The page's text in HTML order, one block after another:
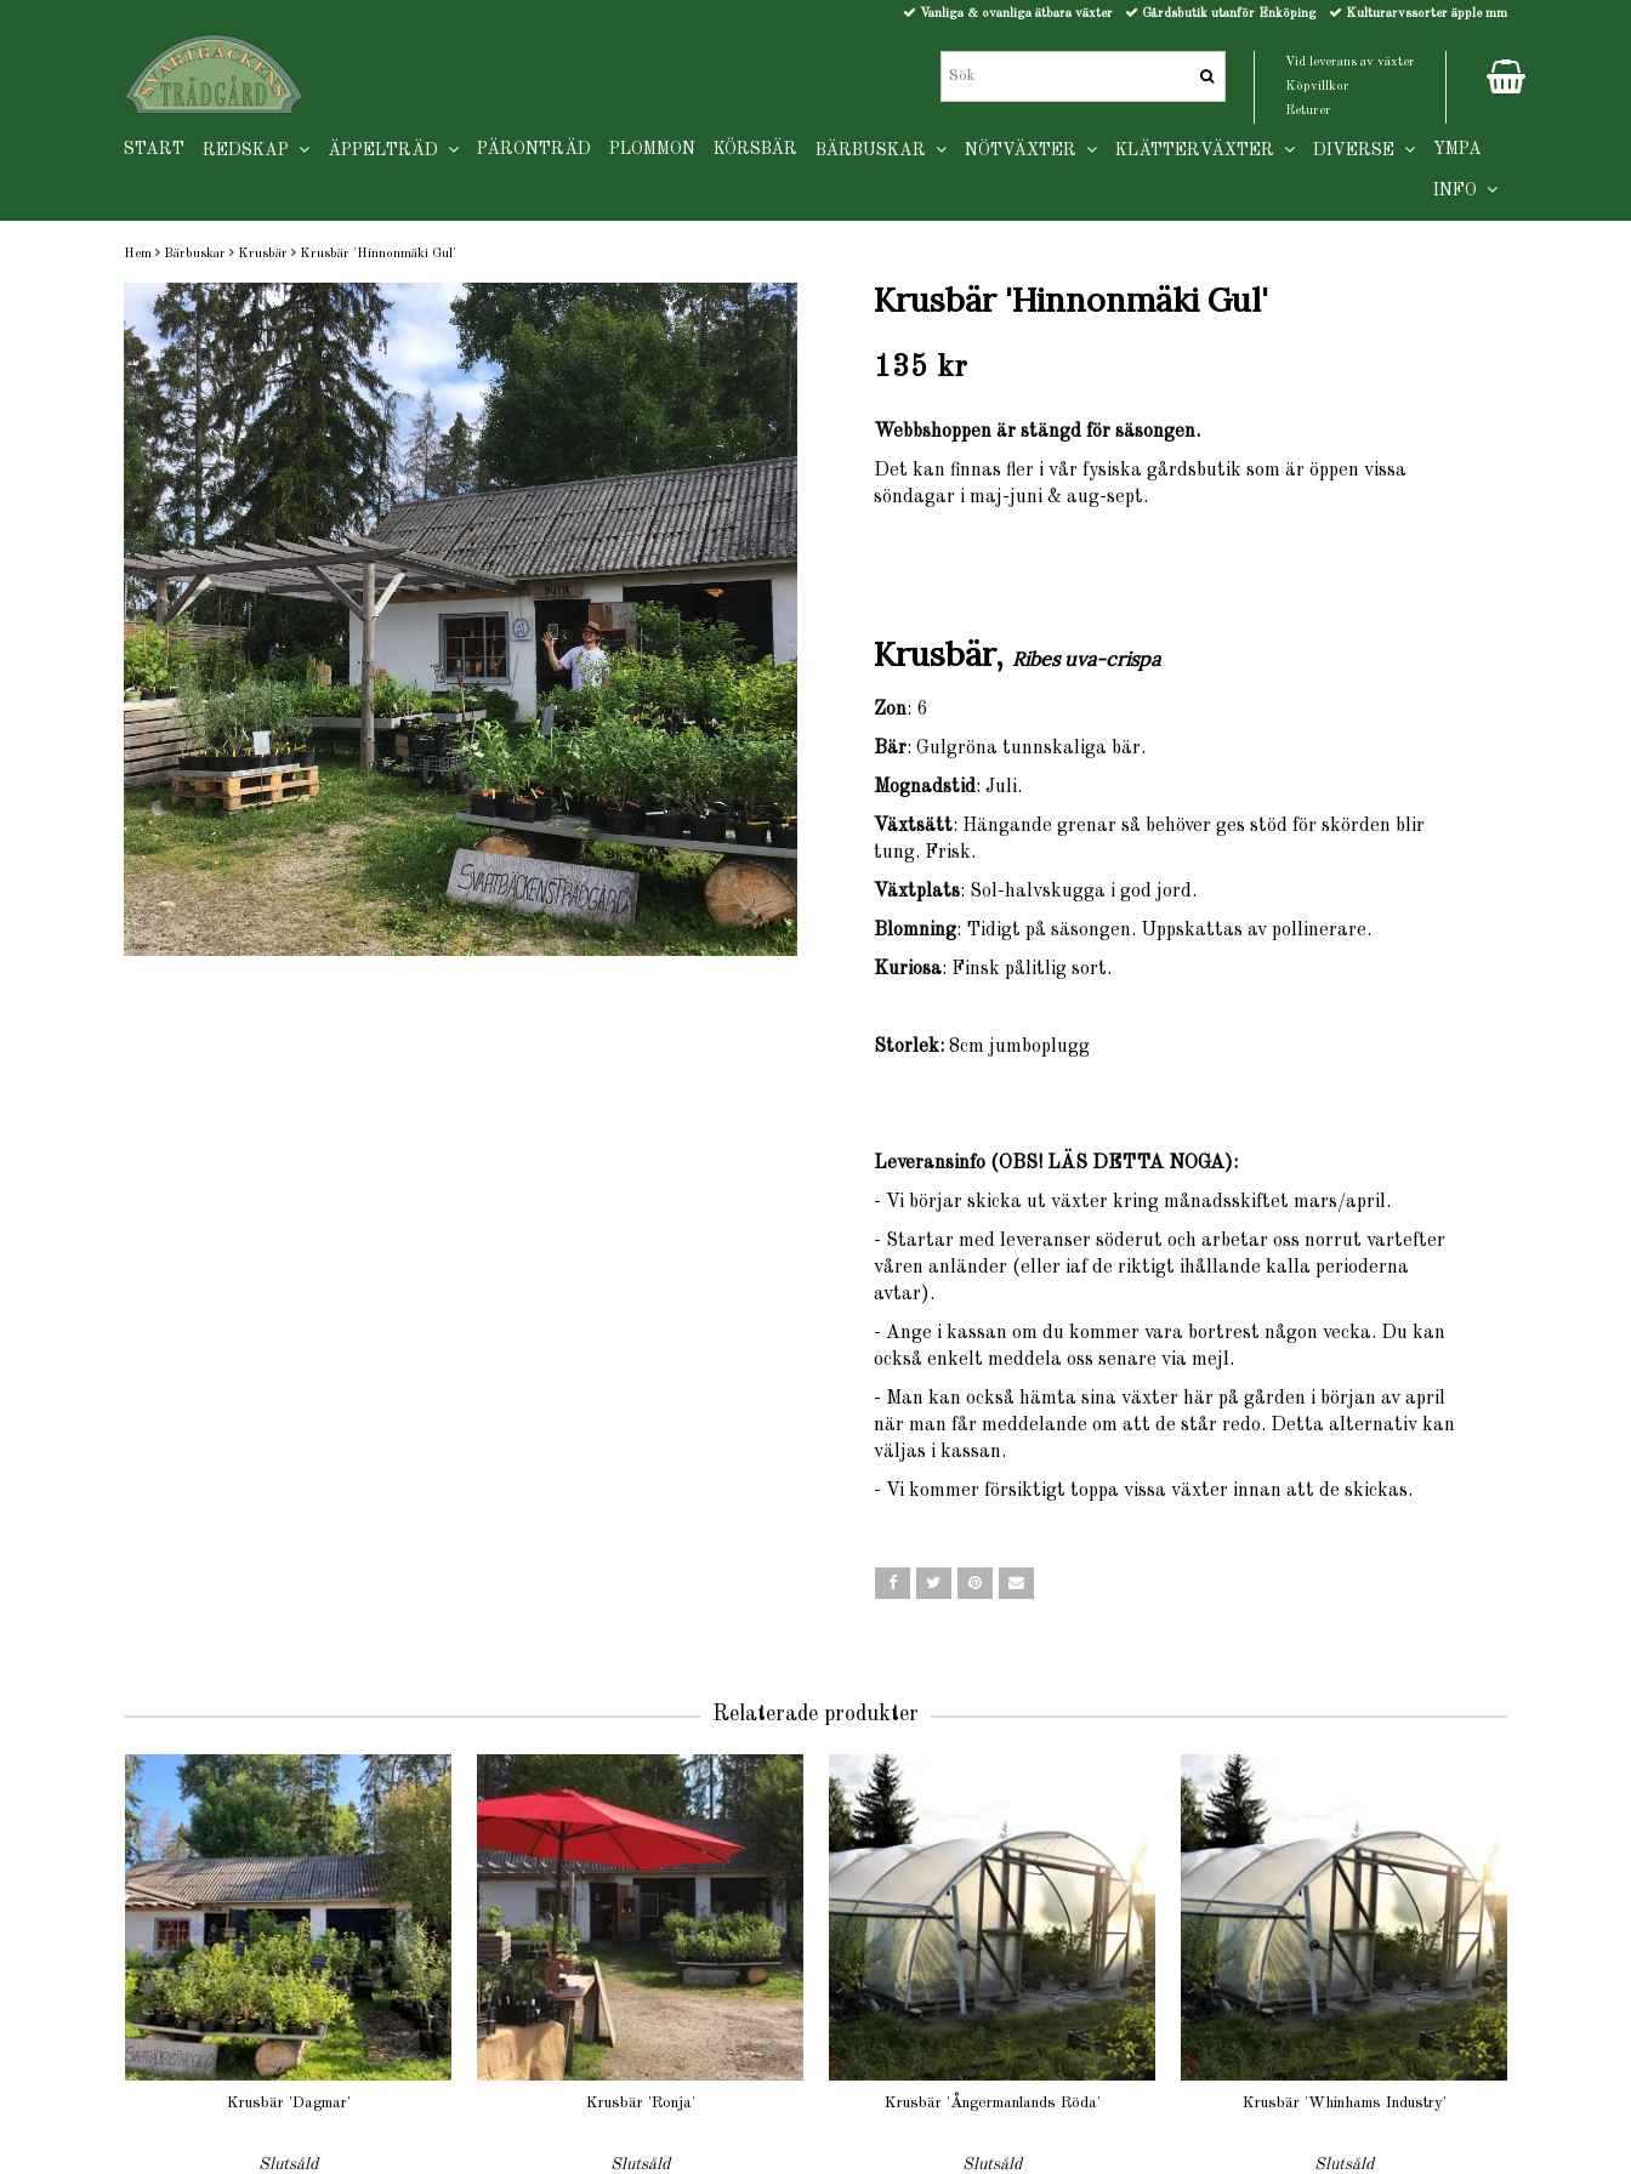
Hem Bärbuskar Krusbär Krusbär 'Hinnonmäki Gul'
Krusbär 'Hinnonmäki Gul'
135 kr
Webbshoppen är stängd för säsongen.
Det kan finnas fler i vår fysiska gårdsbutik som är öppen vissa
söndagar i maj-juni & aug-sept.
Krusbär, Ribes uva-crispa
Zon: 6
Bär: Gulgröna tunnskaliga bär.
Mognadstid: Juli.
Växtsätt: Hängande grenar så behöver ges stöd för skörden blir
tung. Frisk.
Växtplats: Sol-halvskugga i god jord.
Blomning: Tidigt på säsongen. Uppskattas av pollinerare.
Kuriosa: Finsk pålitlig sort.
Storlek: 8cm jumboplugg
Leveransinfo (OBS! LÄS DETTA NOGA):
- Vi börjar skicka ut växter kring månadsskiftet mars/april.
- Startar med leveranser söderut och arbetar oss norrut vartefter
våren anländer (eller iaf de riktigt ihållande kalla perioderna
avtar).
- Ange i kassan om du kommer vara bortrest någon vecka. Du kan
också enkelt meddela oss senare via mejl.
- Man kan också hämta sina växter här på gården i början av april
när man får meddelande om att de står redo. Detta alternativ kan
väljas i kassan.
- Vi kommer försiktigt toppa vissa växter innan att de skickas.
Relaterade produkter
Krusbär 'Dagmar'
Slutsåld
Krusbär 'Ronja'
Slutsåld
Krusbär 'Ångermanlands Röda'
Slutsåld
Krusbär 'Whinhams Industry'
Slutsåld
Vanliga & ovanliga ätbara växter Gårdsbutik utanför Enköping Kulturarvssorter äpple mm
Vid leverans av växter
Köpvillkor
Returer
START REDSKAP ÄPPELTRÄD PÄRONTRÄD PLOMMON KÖRSBÄR BÄRBUSKAR NÖTVÄXTER KLÄTTERVÄXTER DIVERSE YMPA
INFO